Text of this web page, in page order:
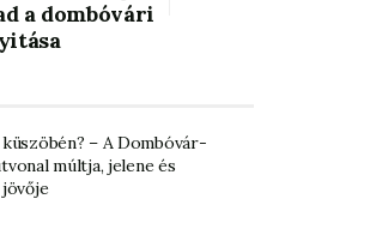
a dombóvári
– A Dombóvár-
múltja, jelene és